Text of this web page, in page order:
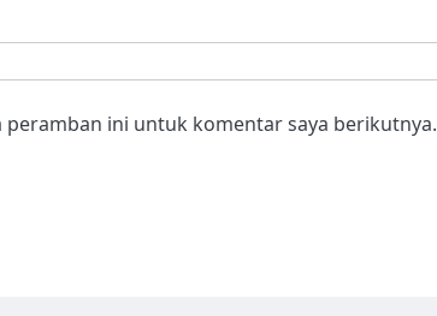
peramban ini untuk komentar saya berikutnya.